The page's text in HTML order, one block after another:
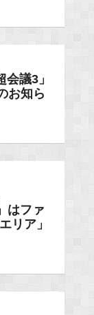
議3」
お知ら
はファ
リア」